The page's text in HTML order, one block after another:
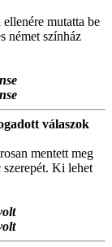
mutatta be
német színház
válaszok
mentett meg
szerepét. Ki lehet